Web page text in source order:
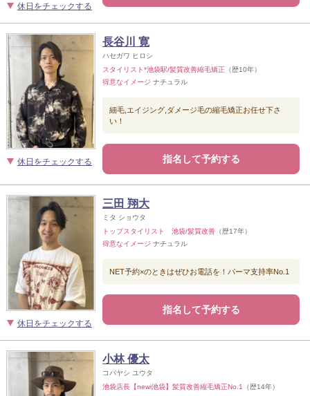
休日をチェックする
休日をチェックする
長谷川 寛
ハセガワ ヒロシ
スタイリスト*池袋駅/髪質改善縮毛矯正 （歴10年）
得意なイメージ ナチュラル
細毛,エイジング,ダメージ毛の縮毛矯正お任せ下さ
い！
指名して予約する
休日をチェックする
三田 翔大
ミタ ショウタ
トップスタイリスト 池袋/髪質改善 （歴17年）
得意なイメージ ナチュラル
NET予約×のときはぜひお電話を！パーマ支持率No.1
指名して予約する
小林 優太
コバヤシ ユウタ
池袋店長【newi池袋】髪質改善縮毛矯正No.1 （歴14年）